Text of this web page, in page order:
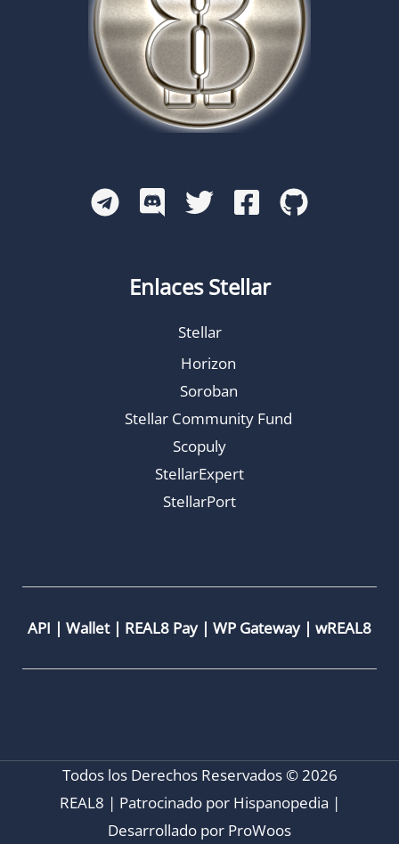
Enlaces Stellar
Stellar
Horizon
Soroban
Stellar Community Fund
Scopuly
StellarExpert
StellarPort
API | Wallet| REAL8 Pay| WP Gateway| wREAL8
Todos los Derechos Reservados © 2026
REAL8 | Patrocinado por Hispanopedia |
Desarrollado por ProWoos